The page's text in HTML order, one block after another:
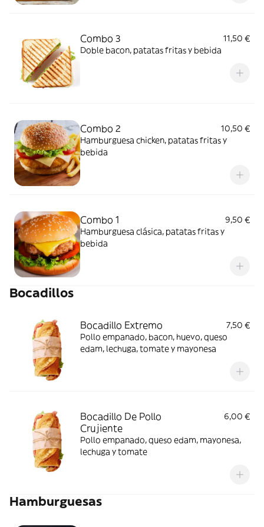
Combo 3
11,50 €
Doble bacon, patatas fritas y bebida
Combo 2
10,50 €
Hamburguesa chicken, patatas fritas y
bebida
Combo 1
9,50 €
Hamburguesa clásica, patatas fritas y
bebida
Bocadillos
Bocadillo Extremo
7,50 €
Pollo empanado, bacon, huevo, queso
edam, lechuga, tomate y mayonesa
Bocadillo De Pollo
Crujiente
6,00 €
Pollo empanado, queso edam, mayonesa,
lechuga y tomate
Hamburguesas